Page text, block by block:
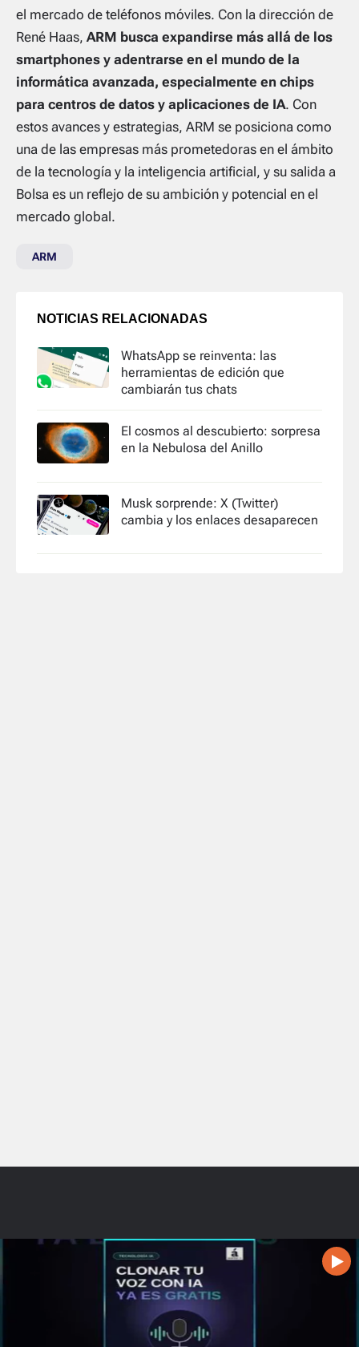
el mercado de teléfonos móviles. Con la dirección de
René Haas, ARM busca expandirse más allá de los
smartphones y adentrarse en el mundo de la
informática avanzada, especialmente en chips
para centros de datos y aplicaciones de IA. Con
estos avances y estrategias, ARM se posiciona como
una de las empresas más prometedoras en el ámbito
de la tecnología y la inteligencia artificial, y su salida a
Bolsa es un reflejo de su ambición y potencial en el
mercado global.
ARM
NOTICIAS RELACIONADAS
WhatsApp se reinventa: las
herramientas de edición que
cambiarán tus chats
El cosmos al descubierto: sorpresa
en la Nebulosa del Anillo
Musk sorprende: X (Twitter)
cambia y los enlaces desaparecen